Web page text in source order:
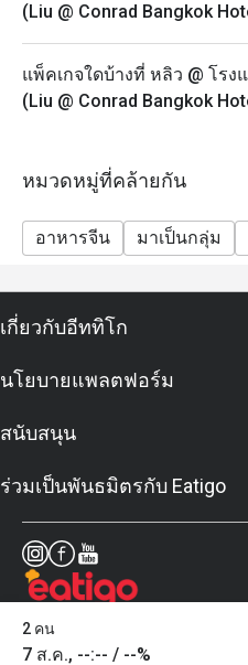
** Our menu and pricing
prior notice, allowing us
with innovative and
reflect the finest seasonal
vats and service charge,
FAQs
กรุงเทพฯ (Liu @ Conrad
A: The restaurant
sum.
A: Must-tries include the
Seafood, Grilled Snow
and fried dim sum
Q: What is the dress code?
A: Smart casual attire is
A: It is located on the 3rd
(Liu @ Conrad Bangkok
แพ็คเกจใดบ้างที่ หลิว @ โรง
(Liu @ Conrad Bangkok
หมวดหมู่ที่คล้ายกัน
อาหารจีน มาเป็นกลุ่ม
2 คน
7 ส.ค., --:-- / --%
เกี่ยวกับอีททิโก
นโยบายแพลตฟอร์ม
สนับสนุน
ร่วมเป็นพันธมิตรกับ Eatigo